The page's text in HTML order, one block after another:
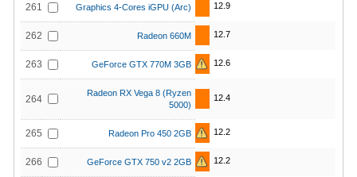
261 Graphics 4-Cores iGPU (Arc) 12.9
262 Radeon 660M 12.7
263 GeForce GTX 770M 3GB 12.6
264
Radeon RX Vega 8 (Ryzen
5000)
12.4
265 Radeon Pro 450 2GB 12.2
266 GeForce GTX 750 v2 2GB 12.2